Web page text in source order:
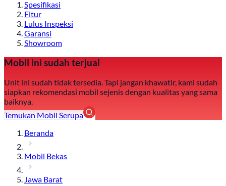
Spesifikasi
Fitur
Lulus Inspeksi
Garansi
Showroom
Mobil ini sudah terjual
Unit ini sudah tidak tersedia. Tapi jangan khawatir, kami sudah
siapkan rekomendasi mobil sejenis dengan kualitas yang sama
baiknya.
Temukan Mobil Serupa
Beranda
Mobil Bekas
Jawa Barat